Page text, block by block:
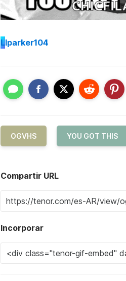
Llparker104
OGVHS YOU GOT THIS
Compartir URL
Incorporar